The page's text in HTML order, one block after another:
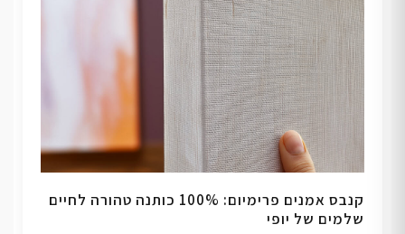
קנבס אמנים פרימיום: 100% כותנה טהורה לחיים
שלמים של יופי